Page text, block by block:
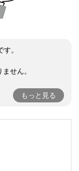
。
せん。
もっと見る